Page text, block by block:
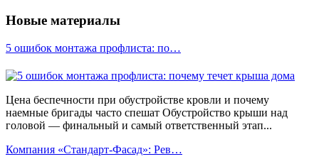
Новые материалы
5 ошибок монтажа профлиста: по…
Цена беспечности при обустройстве кровли и почему
наемные бригады часто спешат Обустройство крыши над
головой — финальный и самый ответственный этап...
Компания «Стандарт-Фасад»: Рев…